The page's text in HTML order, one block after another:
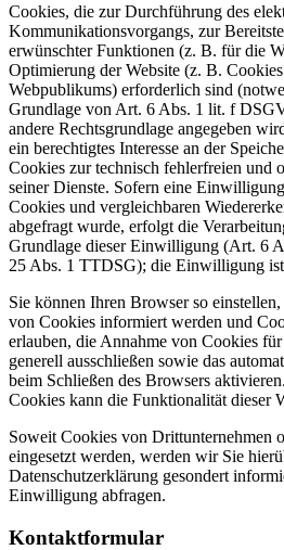
Cookies, die zur Durchführung des
Kommunikationsvorgangs, zur
erwünschter Funktionen (z. B. für die
Optimierung der Website (z. B.
Webpublikums) erforderlich sind
Grundlage von Art. 6 Abs. 1 lit. f
andere Rechtsgrundlage angegeben
ein berechtigtes Interesse an der
Cookies zur technisch fehlerfreien und
seiner Dienste. Sofern eine
Cookies und vergleichbaren
abgefragt wurde, erfolgt die
Grundlage dieser Einwilligung (Art. 6
25 Abs. 1 TTDSG); die Einwilligung
Sie können Ihren Browser so einstellen,
von Cookies informiert werden und
erlauben, die Annahme von Cookies
generell ausschließen sowie das
beim Schließen des Browsers
Cookies kann die Funktionalität dieser
Soweit Cookies von Drittunternehmen
eingesetzt werden, werden wir Sie
Datenschutzerklärung gesondert
Einwilligung abfragen.
Kontaktformular